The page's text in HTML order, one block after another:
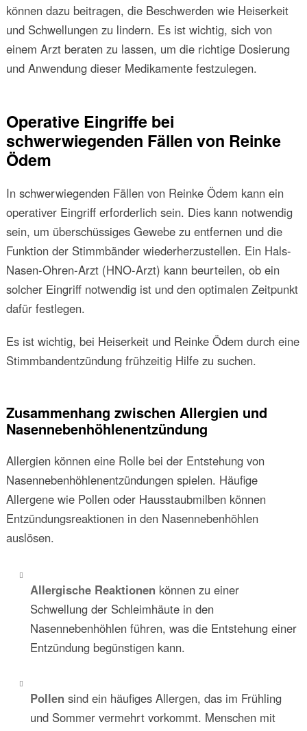
können dazu beitragen, die Beschwerden wie Heiserkeit
und Schwellungen zu lindern. Es ist wichtig, sich von
einem Arzt beraten zu lassen, um die richtige Dosierung
und Anwendung dieser Medikamente festzulegen.
Operative Eingriffe bei
schwerwiegenden Fällen von Reinke
Ödem
In schwerwiegenden Fällen von Reinke Ödem kann ein
operativer Eingriff erforderlich sein. Dies kann notwendig
sein, um überschüssiges Gewebe zu entfernen und die
Funktion der Stimmbänder wiederherzustellen. Ein Hals-
Nasen-Ohren-Arzt (HNO-Arzt) kann beurteilen, ob ein
solcher Eingriff notwendig ist und den optimalen Zeitpunkt
dafür festlegen.
Es ist wichtig, bei Heiserkeit und Reinke Ödem durch eine
Stimmbandentzündung frühzeitig Hilfe zu suchen.
Zusammenhang zwischen Allergien und
Nasennebenhöhlenentzündung
Allergien können eine Rolle bei der Entstehung von
Nasennebenhöhlenentzündungen spielen. Häufige
Allergene wie Pollen oder Hausstaubmilben können
Entzündungsreaktionen in den Nasennebenhöhlen
auslösen.
Allergische Reaktionen können zu einer
Schwellung der Schleimhäute in den
Nasennebenhöhlen führen, was die Entstehung einer
Entzündung begünstigen kann.
Pollen sind ein häufiges Allergen, das im Frühling
und Sommer vermehrt vorkommt. Menschen mit